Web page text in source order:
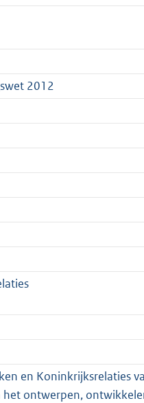
2012
en Koninkrijksrelaties
ontwerpen,